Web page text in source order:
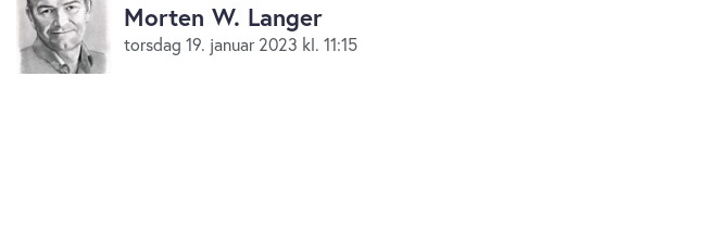
Morten W. Langer
torsdag 19. januar 2023 kl. 11:15